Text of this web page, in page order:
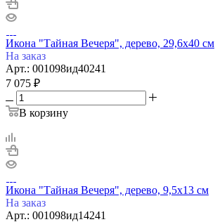
Икона "Тайная Вечеря", дерево, 29,6х40 см
На заказ
Арт.: 001098ид40241
7 075 ₽
В корзину
Икона "Тайная Вечеря", дерево, 9,5х13 см
На заказ
Арт.: 001098ид14241